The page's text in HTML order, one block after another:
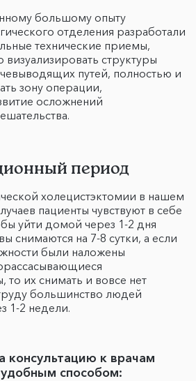
большому опыту
отделения разработали
технические приемы,
структуры
путей, полностью и
зону операции,
осложнений
период
холецистэктомии в нашем
пациенты чувствуют в себе
уйти домой через 1-2 дня
снимаются на 7-8 сутки, а если
были наложены
то их снимать и вовсе нет
большинство людей
1-2 недели.
консультацию к врачам
способом: